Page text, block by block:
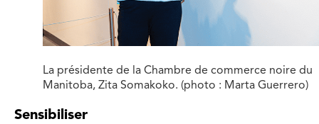
La présidente de la Chambre de commerce noire du
Manitoba, Zita Somakoko. (photo : Marta Guerrero)
Sensibiliser